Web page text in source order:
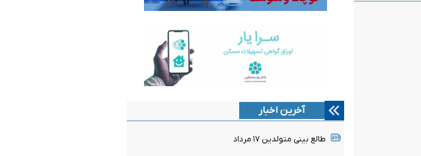
آخرین اخبار
طالع بینی متولدین ۱۷ مرداد